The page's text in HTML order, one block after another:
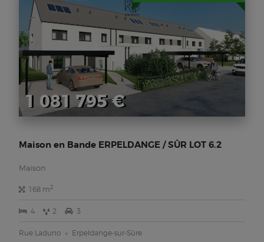
1 081 795 €
Maison en Bande ERPELDANGE / SÛR LOT 6.2
Maison
168 m2
4 2 3
Rue Laduno Erpeldange-sur-Sûre